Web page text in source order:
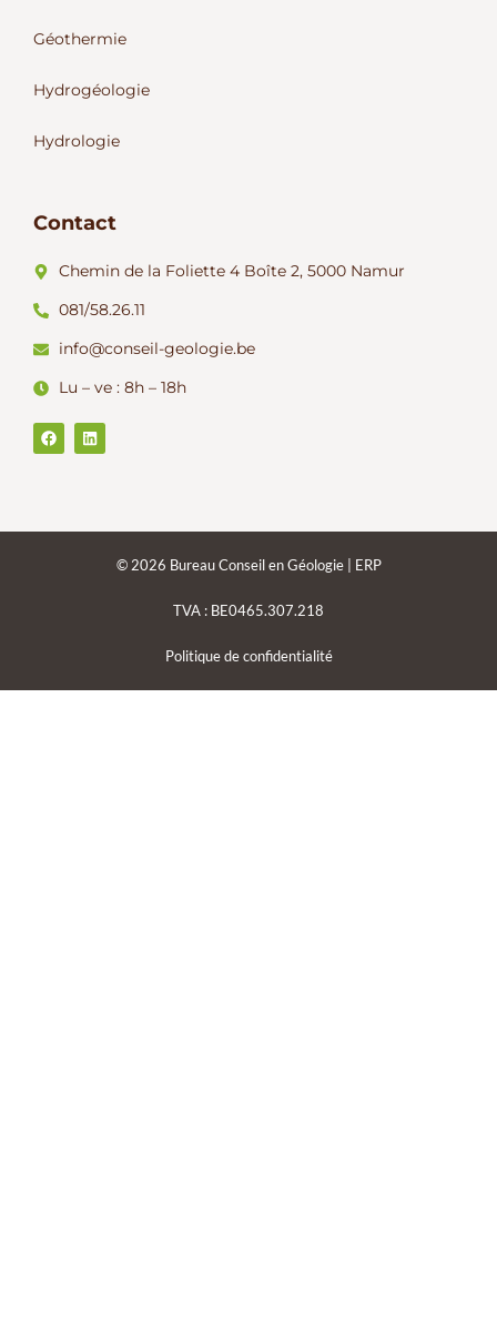
Géothermie
Hydrogéologie
Hydrologie
Contact
Chemin de la Foliette 4 Boîte 2, 5000 Namur
081/58.26.11
info@conseil-geologie.be
Lu – ve : 8h – 18h
F
a
c
k
L
i
n
n
© 2026 Bureau Conseil en Géologie | ERP
TVA : BE0465.307.218
Politique de confidentialité